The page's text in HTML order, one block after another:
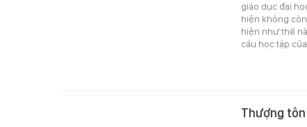
giáo dục đại
hiện không
hiện như thế
cầu học tập
Thượng